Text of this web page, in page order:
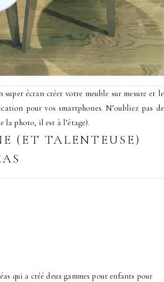
écran créer votre meuble sur mesure et le
pour vos smartphones. N’oubliez pas de
la photo, il est à l’étage).
(ET TALENTEUSE)
qui a créé deux gammes pour enfants pour